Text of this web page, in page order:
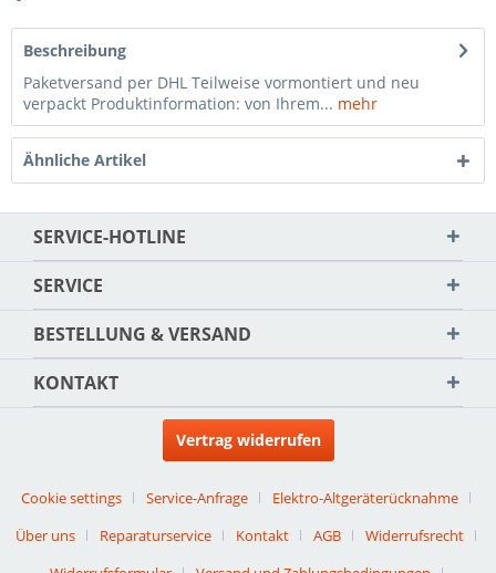
Beschreibung
Paketversand per DHL Teilweise vormontiert und neu
verpackt Produktinformation: von Ihrem... mehr
Ähnliche Artikel
SERVICE-HOTLINE
SERVICE
BESTELLUNG & VERSAND
KONTAKT
Vertrag widerrufen
Cookie settings Service-Anfrage
Elektro-Altgeräterücknahme
Über uns
Reparaturservice Kontakt AGB
Widerrufsrecht